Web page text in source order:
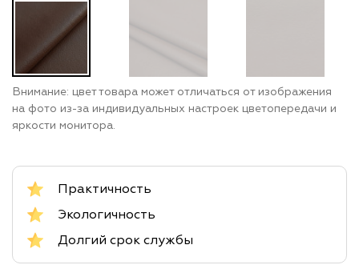
Внимание: цвет товара может отличаться от изображения
на фото из-за индивидуальных настроек цветопередачи и
яркости монитора.
Практичность
Экологичность
Долгий срок службы